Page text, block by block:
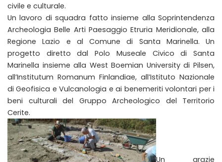
civile e culturale.
Un lavoro di squadra fatto insieme alla Soprintendenza
Archeologia Belle Arti Paesaggio Etruria Meridionale, alla
Regione Lazio e al Comune di Santa Marinella. Un
progetto diretto dal Polo Museale Civico di Santa
Marinella insieme alla West Boemian University di Pilsen,
all’Institutum Romanum Finlandiae, all’Istituto Nazionale
di Geofisica e Vulcanologia e ai benemeriti volontari per i
beni culturali del Gruppo Archeologico del Territorio
Cerite.
Un grazie